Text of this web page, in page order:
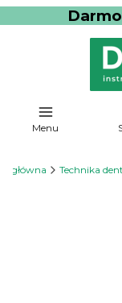
Menu
główna Technika